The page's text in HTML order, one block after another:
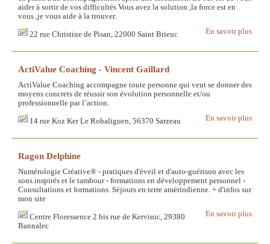
aider à sortir de vos difficultés Vous avez la solution ,la force est en
vous ,je vous aide à la trouver.
En savoir plus
22 rue Christine de Pisan, 22000 Saint Brieuc
ActiValue Coaching - Vincent Gaillard
ActiValue Coaching accompagne toute personne qui veut se donner des
moyens concrets de réussir son évolution personnelle et/ou
professionnelle par l’action.
En savoir plus
14 rue Koz Ker Le Rohaliguen, 56370 Sarzeau
Ragon Delphine
Numérologie Créative® - pratiques d'éveil et d'auto-guérison avec les
sons inspirés et le tambour - formations en développement personnel -
Consultations et formations. Séjours en terre amérindienne. + d'infos sur
mon site
En savoir plus
Centre Floressence 2 bis rue de Kervinic, 29380
Bannalec